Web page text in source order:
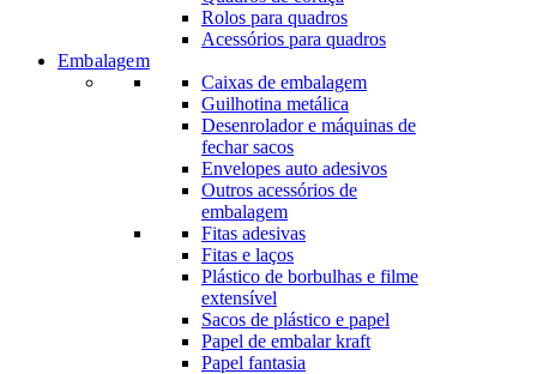
Rolos para quadros
Acessórios para quadros
Embalagem
Caixas de embalagem
Guilhotina metálica
Desenrolador e máquinas de
fechar sacos
Envelopes auto adesivos
Outros acessórios de
embalagem
Fitas adesivas
Fitas e laços
Plástico de borbulhas e filme
extensível
Sacos de plástico e papel
Papel de embalar kraft
Papel fantasia